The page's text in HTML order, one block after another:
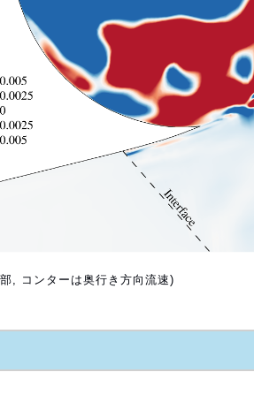
, コンターは奥行き方向流速)